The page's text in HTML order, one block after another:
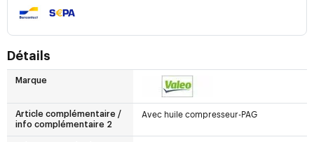
Détails
Marque
Article complémentaire /
info complémentaire 2
Avec huile compresseur-PAG